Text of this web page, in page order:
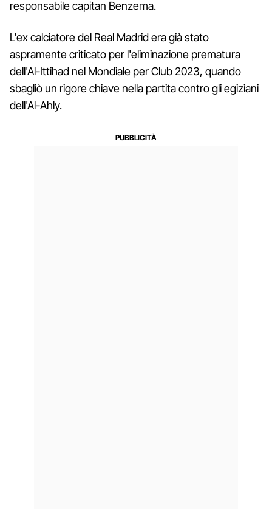
responsabile capitan Benzema.
L'ex calciatore del Real Madrid era già stato
aspramente criticato per l'eliminazione prematura
dell'Al-Ittihad nel Mondiale per Club 2023, quando
sbagliò un rigore chiave nella partita contro gli egiziani
dell'Al-Ahly.